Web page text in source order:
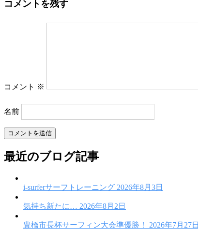
コメントを残す
コメント ※
名前
最近のブログ記事
i-surferサーフトレーニング 2026年8月3日
気持ち新たに… 2026年8月2日
豊橋市長杯サーフィン大会準優勝！ 2026年7月27日